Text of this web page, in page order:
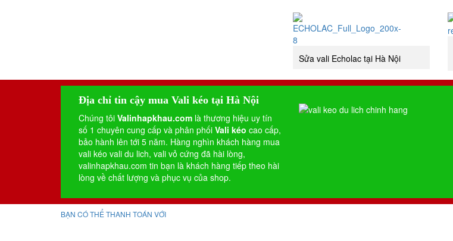
Sửa vali Echolac tại Hà Nội
Địa chỉ tin cậy mua Vali kéo tại Hà Nội
Chúng tôi Valinhapkhau.com là thương hiệu uy tín
số 1 chuyên cung cấp và phân phối Vali kéo cao cấp,
bảo hành lên tới 5 năm. Hàng nghìn khách hàng mua
vali kéo vali du lich, vali vỏ cứng đã hài lòng,
valinhapkhau.com tin bạn là khách hàng tiếp theo hài
lòng về chất lượng và phục vụ của shop.
BẠN CÓ THỂ THANH TOÁN VỚI